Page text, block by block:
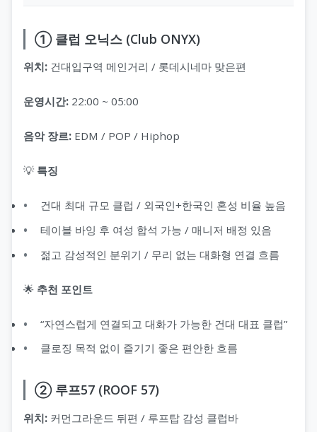
① 클럽 오닉스 (Club ONYX)
위치: 건대입구역 메인거리 / 롯데시네마 맞은편
운영시간: 22:00 ~ 05:00
음악 장르: EDM / POP / Hiphop
💡 특징
건대 최대 규모 클럽 / 외국인+한국인 혼성 비율 높음
테이블 바잉 후 여성 합석 가능 / 매니저 배정 있음
젊고 감성적인 분위기 / 무리 없는 대화형 연결 흐름
🌟 추천 포인트
“자연스럽게 연결되고 대화가 가능한 건대 대표 클럽”
클로징 목적 없이 즐기기 좋은 편안한 흐름
② 루프57 (ROOF 57)
위치: 커먼그라운드 뒤편 / 루프탑 감성 클럽바